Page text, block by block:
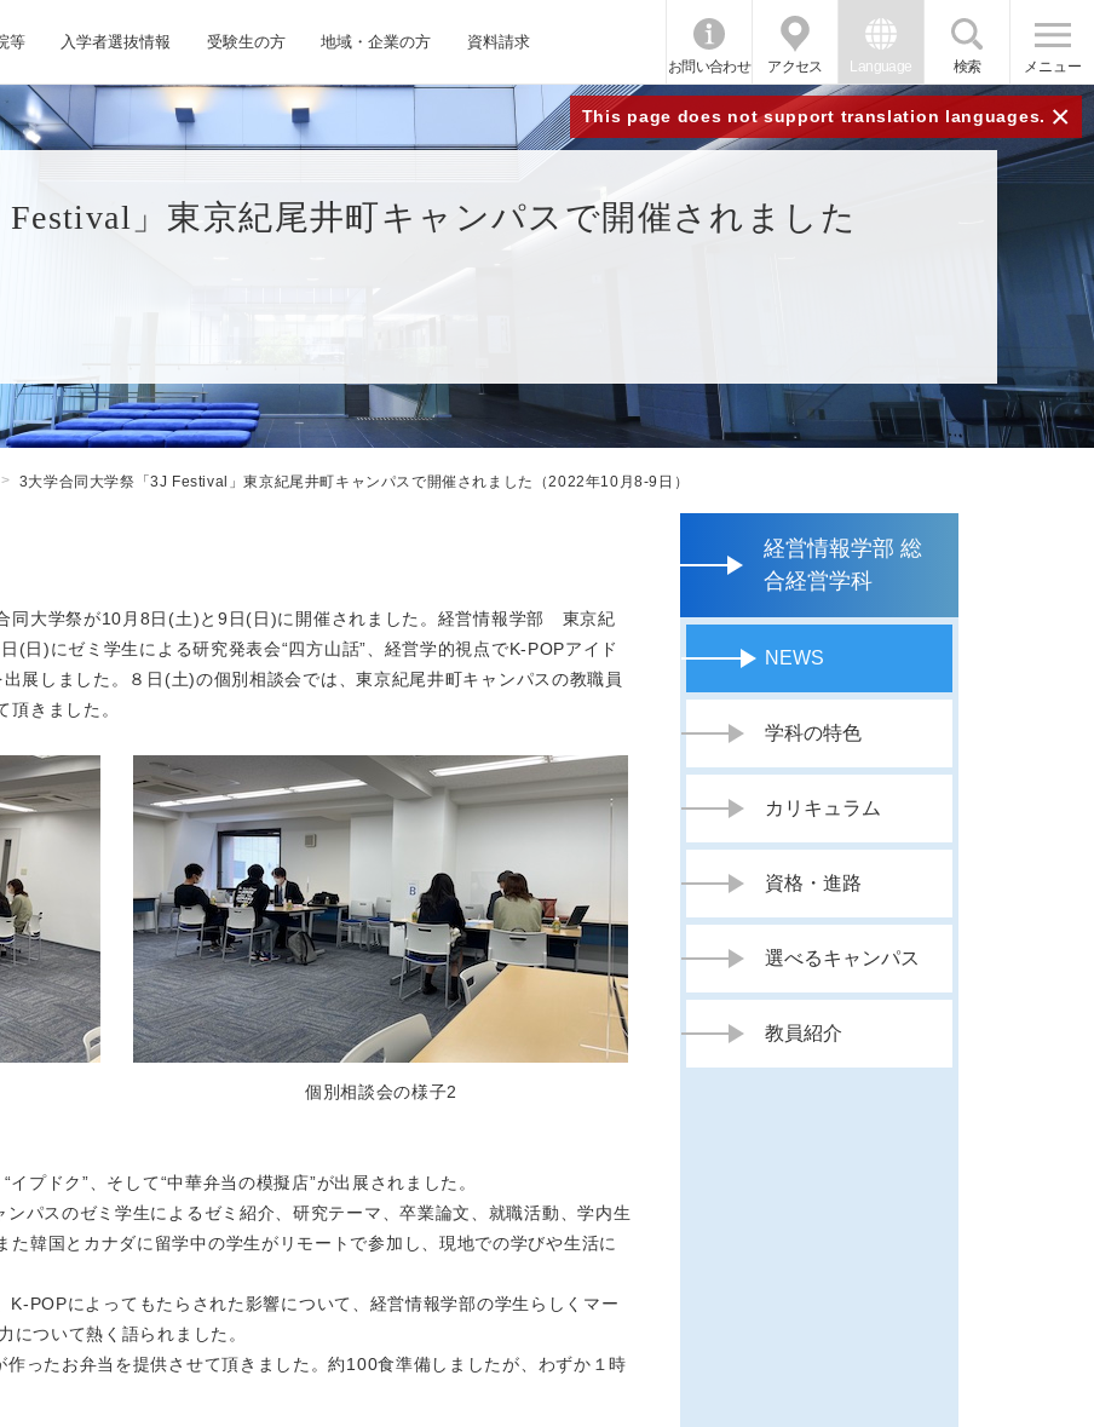
等 入学者選抜情報 受験生の方 地域・企業の方 資料請求
お問い合わせ アクセス Language 検索 メニュー
This page does not support translation languages. ×
Festival」東京紀尾井町キャンパスで開催されました
3大学合同大学祭「3J Festival」東京紀尾井町キャンパスで開催されました（2022年10月8-9日）
同大学祭が10月8日(土)と9日(日)に開催されました。経営情報学部 東京紀
(日)にゼミ学生による研究発表会“四方山話”、経営学的視点でK-POPアイド
展しました。８日(土)の個別相談会では、東京紀尾井町キャンパスの教職員
きました。
個別相談会の様子2
プドク”、そして“中華弁当の模擬店”が出展されました。
パスのゼミ学生によるゼミ紹介、研究テーマ、卒業論文、就職活動、学内生
韓国とカナダに留学中の学生がリモートで参加し、現地での学びや生活に
K-POPによってもたらされた影響について、経営情報学部の学生らしくマー
について熱く語られました。
ったお弁当を提供させて頂きました。約100食準備しましたが、わずか１時
経営情報学部 総
合経営学科
NEWS
学科の特色
カリキュラム
資格・進路
選べるキャンパス
教員紹介